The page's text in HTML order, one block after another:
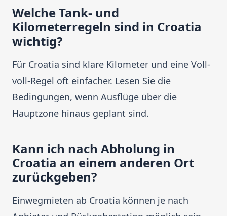
Welche Tank- und
Kilometerregeln sind in Croatia
wichtig?
Für Croatia sind klare Kilometer und eine Voll-
voll-Regel oft einfacher. Lesen Sie die
Bedingungen, wenn Ausflüge über die
Hauptzone hinaus geplant sind.
Kann ich nach Abholung in
Croatia an einem anderen Ort
zurückgeben?
Einwegmieten ab Croatia können je nach